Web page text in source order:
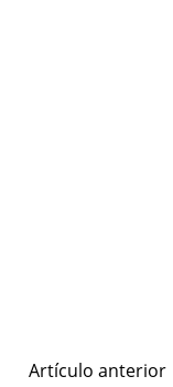
Artículo anterior